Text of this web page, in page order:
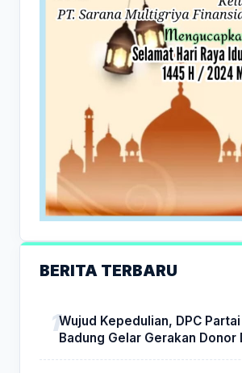
BERITA TERBARU
Wujud Kepedulian, DPC
Badung Gelar Gerakan Donor